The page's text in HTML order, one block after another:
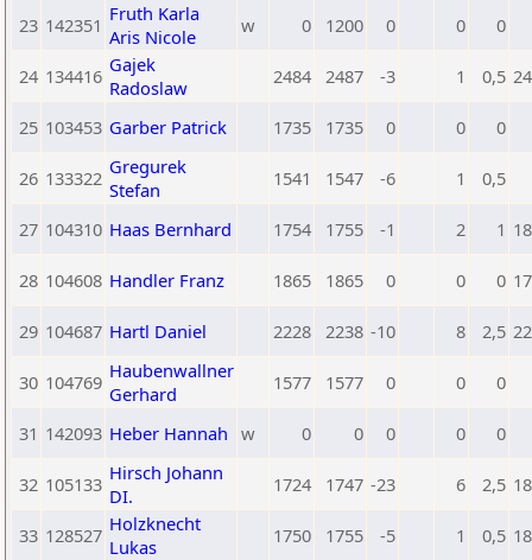
23 142351 Fruth Karla
Aris Nicole
w 0 1200 0 0 0
24 134416 Gajek
Radoslaw
2484 2487 -3 1 0,5
25 103453 Garber Patrick 1735 1735 0 0 0
26 133322 Gregurek
Stefan
1541 1547 -6 1 0,5
27 104310 Haas Bernhard 1754 1755 -1 2 1
28 104608 Handler Franz 1865 1865 0 0 0
29 104687 Hartl Daniel 2228 2238 -10 8 2,5
30 104769 Haubenwallner
Gerhard
1577 1577 0 0 0
31 142093 Heber Hannah w 0 0 0 0 0
32 105133 Hirsch Johann
DI.
1724 1747 -23 6 2,5
33 128527 Holzknecht
Lukas
1750 1755 -5 1 0,5